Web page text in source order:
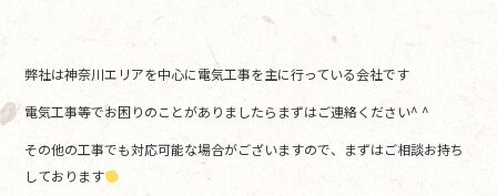
弊社は神奈川エリアを中心に電気工事を主に行っている会社です
電気工事等でお困りのことがありましたらまずはご連絡ください^ ^
その他の工事でも対応可能な場合がございますので、まずはご相談お持ち
しております